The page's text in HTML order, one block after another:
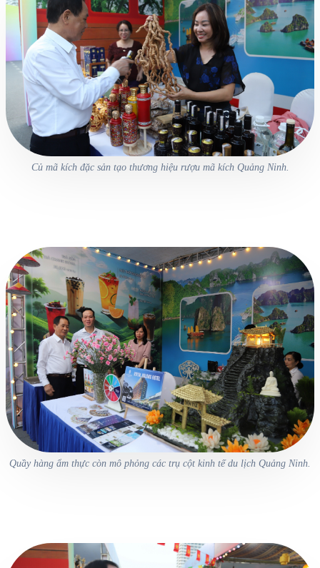
Củ mã kích đặc sản tạo thương hiệu rượu mã kích Quảng Ninh.
Quầy hàng ẩm thực còn mô phỏng các trụ cột kinh tế du lịch Quảng Ninh.